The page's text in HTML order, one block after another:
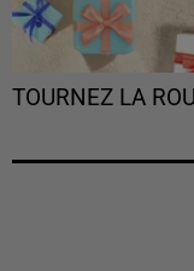
TOURNEZ LA